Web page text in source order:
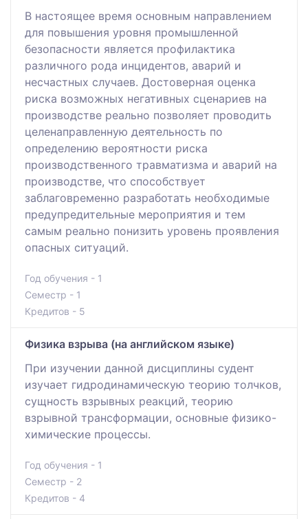
В настоящее время основным направлением
для повышения уровня промышленной
безопасности является профилактика
различного рода инцидентов, аварий и
несчастных случаев. Достоверная оценка
риска возможных негативных сценариев на
производстве реально позволяет проводить
целенаправленную деятельность по
определению вероятности риска
производственного травматизма и аварий на
производстве, что способствует
заблаговременно разработать необходимые
предупредительные мероприятия и тем
самым реально понизить уровень проявления
опасных ситуаций.
Год обучения - 1
Семестр - 1
Кредитов - 5
Физика взрыва (на английском языке)
При изучении данной дисциплины судент
изучает гидродинамическую теорию толчков,
сущность взрывных реакций, теорию
взрывной трансформации, основные физико-
химические процессы.
Год обучения - 1
Семестр - 2
Кредитов - 4